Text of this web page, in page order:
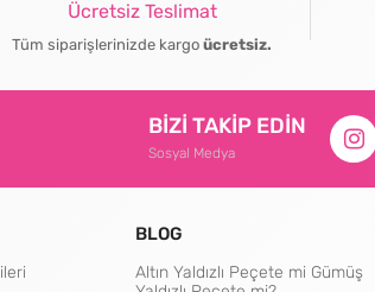
Ücretsiz Teslimat
Tüm siparişlerinizde kargoücretsiz.
BİZİ TAKİP EDİN
Sosyal Medya
BLOG
Altın Yaldızlı Peçete mi Gümüş